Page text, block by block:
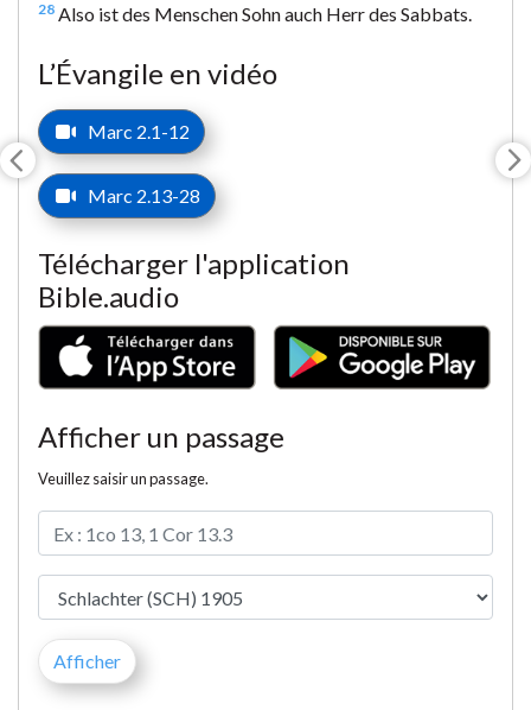
28 Also ist des Menschen Sohn auch Herr des Sabbats.
L’Évangile en vidéo
Marc 2.1-12
Marc 2.13-28
Télécharger l'application
Bible.audio
Afficher un passage
Veuillez saisir un passage.